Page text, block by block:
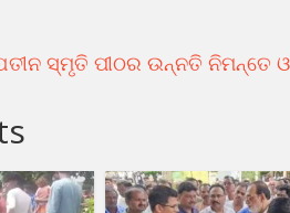
ସ୍ମୃତି ପୀଠର ଉନ୍ନତି